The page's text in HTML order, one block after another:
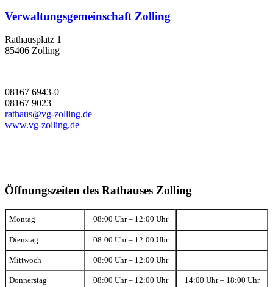
Verwaltungsgemeinschaft Zolling
Rathausplatz 1
85406 Zolling
08167 6943-0
08167 9023
rathaus@vg-zolling.de
www.vg-zolling.de
Öffnungszeiten des Rathauses Zolling
Montag 08:00 Uhr – 12:00 Uhr
Dienstag 08:00 Uhr – 12:00 Uhr
Mittwoch 08:00 Uhr – 12:00 Uhr
Donnerstag 08:00 Uhr – 12:00 Uhr 14:00 Uhr – 18:00 Uhr